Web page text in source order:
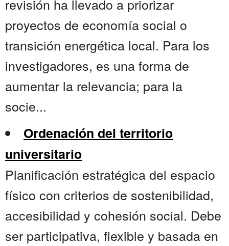
revisión ha llevado a priorizar
proyectos de economía social o
transición energética local. Para los
investigadores, es una forma de
aumentar la relevancia; para la
socie...
Ordenación del territorio
universitario
Planificación estratégica del espacio
físico con criterios de sostenibilidad,
accesibilidad y cohesión social. Debe
ser participativa, flexible y basada en